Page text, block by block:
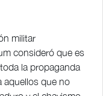
militar
consideró que es
la propaganda
aquellos que no